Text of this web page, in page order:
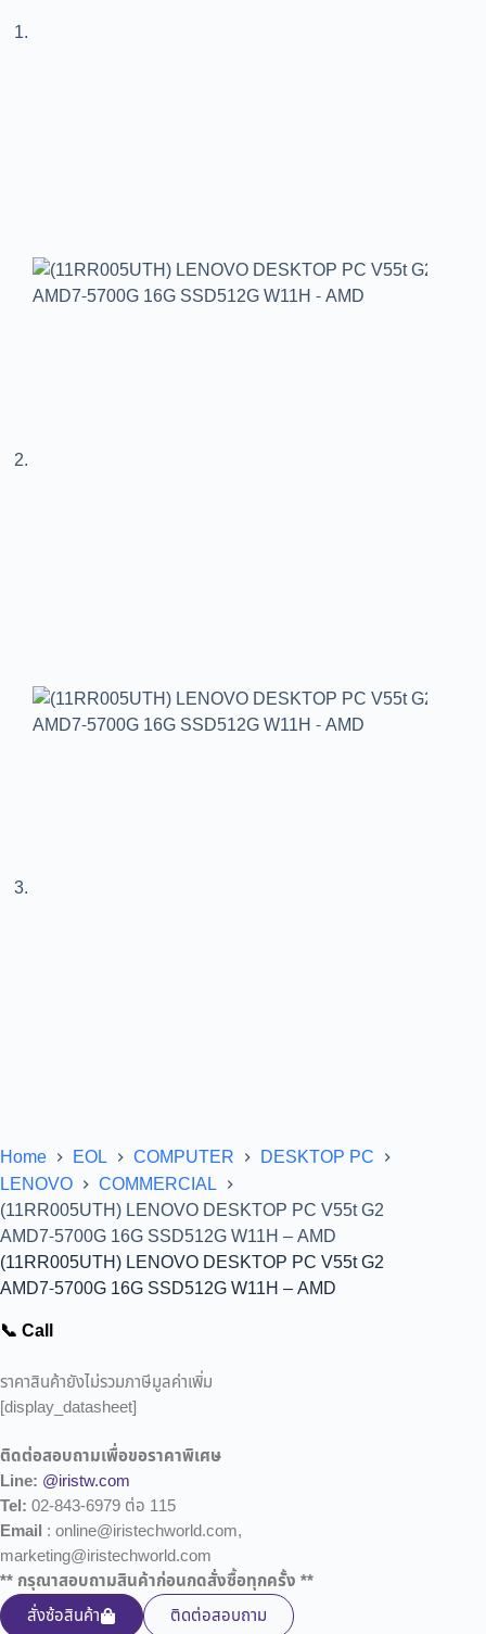
Home EOL COMPUTER
DESKTOP PC
LENOVO
COMMERCIAL
(11RR005UTH) LENOVO DESKTOP PC V55t G2
AMD7-5700G 16G SSD512G W11H – AMD
(11RR005UTH) LENOVO DESKTOP PC V55t G2
AMD7-5700G 16G SSD512G W11H – AMD
📞 Call
ราคาสินค้ายังไม่รวมภาษีมูลค่าเพิ่ม
[display_datasheet]
ติดต่อสอบถามเพื่อขอราคาพิเศษ
Line: @iristw.com
Tel: 02-843-6979 ต่อ 115
Email : online@iristechworld.com,
marketing@iristechworld.com
** กรุณาสอบถามสินค้าก่อนกดสั่งซื้อทุกครั้ง **
สั่งซ้อสินค้า
ติดต่อสอบถาม